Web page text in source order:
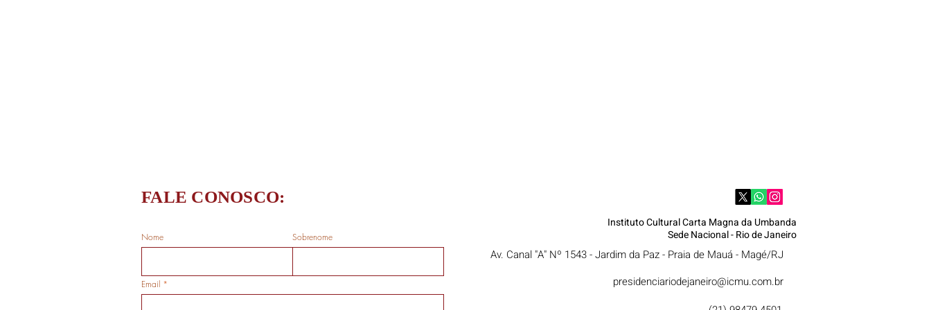
FALE CONOSCO:
Nome Sobrenome
Email
Instituto Cultural Carta Magna da Umbanda
Sede Nacional - Rio de Janeiro
Av. Canal "A" Nº 1543 - Jardim da Paz - Praia de Mauá - Magé/RJ
presidenciariodejaneiro@icmu.com.br